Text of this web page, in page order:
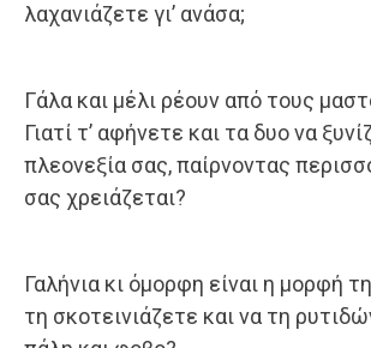
λαχανιάζετε γι’ ανάσα;
Γάλα και μέλι ρέουν από τους
Γιατί τ’ αφήνετε και τα δυο να
πλεονεξία σας, παίρνοντας
σας χρειάζεται?
Γαλήνια κι όμορφη είναι η μορφή
τη σκοτεινιάζετε και να τη